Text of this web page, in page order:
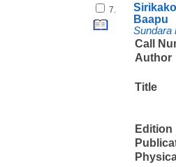
7.
Baapu
Sundara
Call
Author
Title
Edition